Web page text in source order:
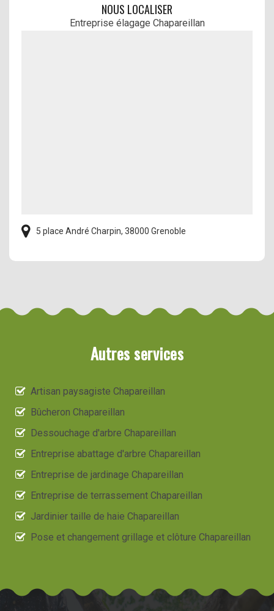
NOUS LOCALISER
Entreprise élagage Chapareillan
5 place André Charpin, 38000 Grenoble
Autres services
Artisan paysagiste Chapareillan
Bûcheron Chapareillan
Dessouchage d'arbre Chapareillan
Entreprise abattage d'arbre Chapareillan
Entreprise de jardinage Chapareillan
Entreprise de terrassement Chapareillan
Jardinier taille de haie Chapareillan
Pose et changement grillage et clôture Chapareillan